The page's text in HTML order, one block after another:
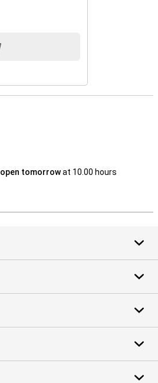
open tomorrowat 10.00 hours